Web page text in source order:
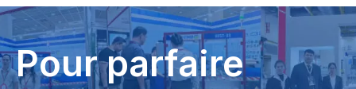
Pour parfaire